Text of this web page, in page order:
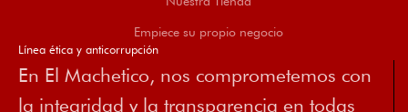
Empiece su propio negocio
Línea ética y anticorrupción
En El Machetico, nos comprometemos con
la integridad y la transparencia en todas